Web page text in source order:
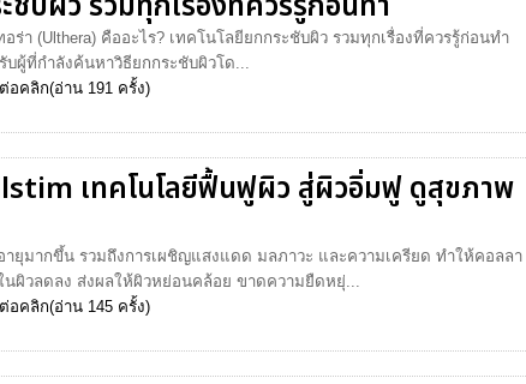
อร่า (Ulthera) คืออะไร? เทคโนโลยียกกระชับผิว รวมทุกเรื่องที่ควรรู้ก่อนทำ
บผู้ที่กำลังค้นหาวิธียกกระชับผิวโด...
อคลิก(อ่าน 191 ครั้ง)
เทคโนโลยีฟื้นฟูผิว สู่ผิวอิ่มฟู ดูสุขภาพ
ายุมากขึ้น รวมถึงการเผชิญแสงแดด มลภาวะ และความเครียด ทำให้คอลลา
นผิวลดลง ส่งผลให้ผิวหย่อนคล้อย ขาดความยืดหยุ่...
อคลิก(อ่าน 145 ครั้ง)